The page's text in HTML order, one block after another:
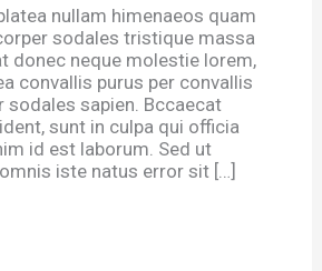
nullam himenaeos quam
sodales tristique massa
donec neque molestie lorem,
convallis purus per convallis
sodales sapien. Bccaecat
sunt in culpa qui officia
id est laborum. Sed ut
iste natus error sit […]